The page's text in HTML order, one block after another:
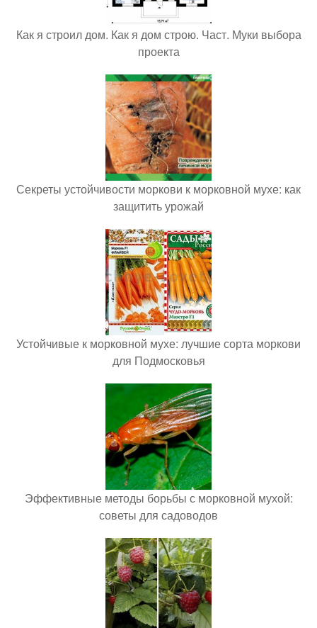
Как я строил дом. Как я дом строю. Част. Муки выбора
проекта
Секреты устойчивости моркови к морковной мухе: как
защитить урожай
Устойчивые к морковной мухе: лучшие сорта моркови
для Подмосковья
Эффективные методы борьбы с морковной мухой:
советы для садоводов